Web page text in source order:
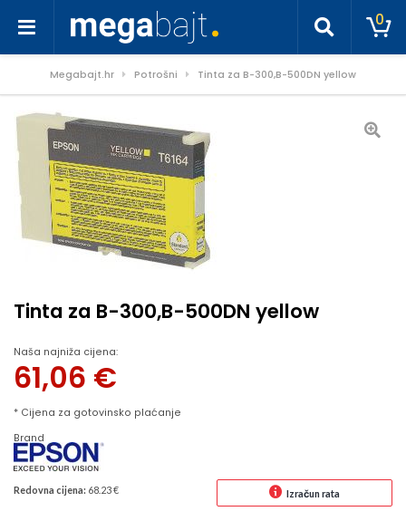
0
Megabajt.hr Potrošni Tinta za B-300,B-500DN yellow
Tinta za B-300,B-500DN yellow
Naša najniža cijena:
61,06 €
* Cijena za gotovinsko plaćanje
Brand
Redovna cijena: 68.23 € Izračun rata